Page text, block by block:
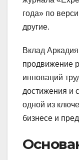
года» по
другие.
Вклад
продвижение
инноваций
достижения и
одной из
бизнесе и